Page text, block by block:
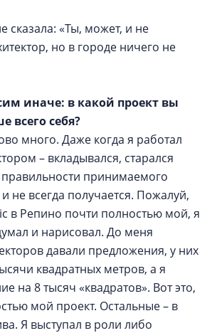
сказала: «Ты, может, и не
но в городе ничего не
иначе: в какой проект вы
всего себя?
много. Даже когда я работал
– вкладывался, старался
принимаемого
не всегда получается. Пожалуй,
в Репино почти полностью мой, я
и нарисовал. До меня
давали предложения, у них
квадратных метров, а я
на 8 тысяч «квадратов». Вот это,
мой проект. Остальные – в
Я выступал в роли либо